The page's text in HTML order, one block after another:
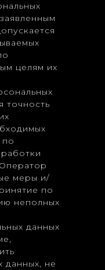
целям их
точность
по
меры и/
по
неполных
данных
данных, не